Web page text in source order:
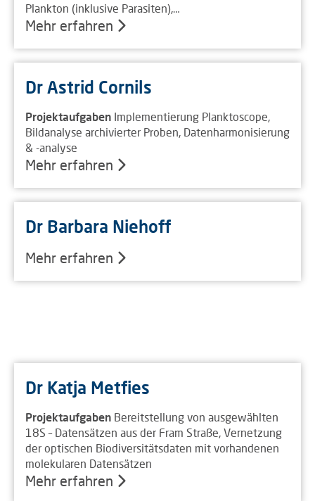
Plankton (inklusive Parasiten),…
Mehr erfahren
Dr Astrid Cornils
Projektaufgaben Implementierung Planktoscope,
Bildanalyse archivierter Proben, Datenharmonisierung
& -analyse
Mehr erfahren
Dr Barbara Niehoff
Mehr erfahren
Dr Katja Metfies
Projektaufgaben Bereitstellung von ausgewählten
18S – Datensätzen aus der Fram Straße, Vernetzung
der optischen Biodiversitätsdaten mit vorhandenen
molekularen Datensätzen
Mehr erfahren